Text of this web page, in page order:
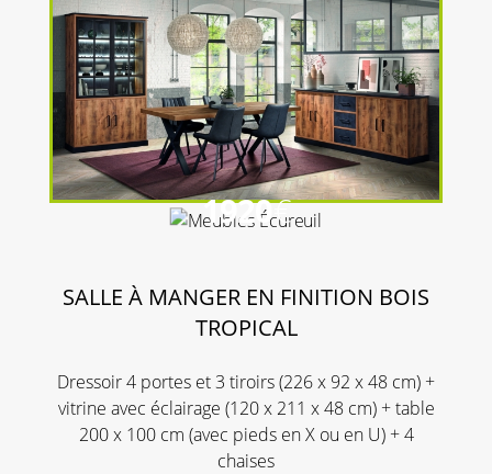
1920€
SALLE À MANGER EN FINITION BOIS
TROPICAL
Dressoir 4 portes et 3 tiroirs (226 x 92 x 48 cm) +
vitrine avec éclairage (120 x 211 x 48 cm) + table
200 x 100 cm (avec pieds en X ou en U) + 4
chaises